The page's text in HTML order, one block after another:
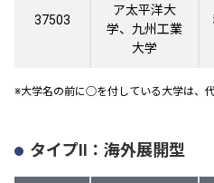
37503
ア太平洋大
学、九州工業
大学
※大学名の前に○を付している大学は、
タイプⅡ：海外展開型